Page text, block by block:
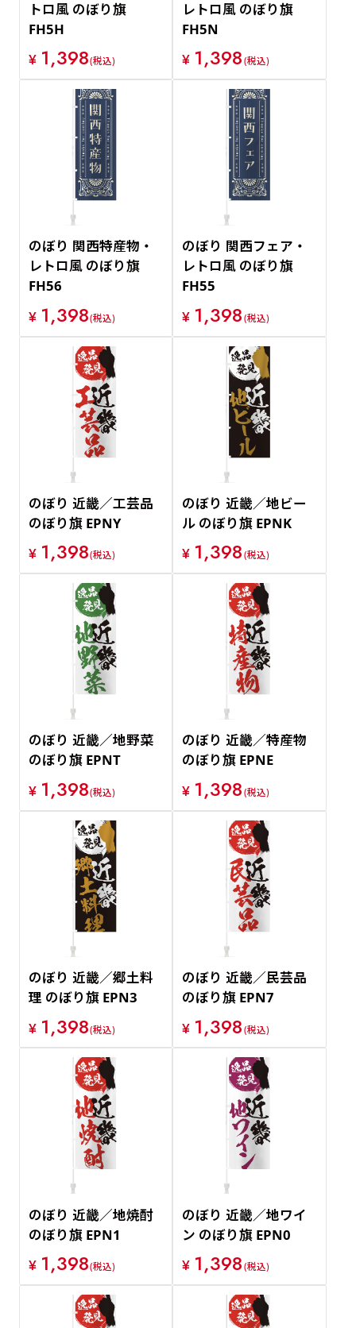
トロ風 のぼり旗
FH5H
¥ 1,398(税込)
レトロ風 のぼり旗
FH5N
¥ 1,398(税込)
のぼり 関西特産物・
レトロ風 のぼり旗
FH56
¥ 1,398(税込)
のぼり 関西フェア・
レトロ風 のぼり旗
FH55
¥ 1,398(税込)
のぼり 近畿／工芸品
のぼり旗 EPNY
¥ 1,398(税込)
のぼり 近畿／地ビー
ル のぼり旗 EPNK
¥ 1,398(税込)
のぼり 近畿／地野菜
のぼり旗 EPNT
¥ 1,398(税込)
のぼり 近畿／特産物
のぼり旗 EPNE
¥ 1,398(税込)
のぼり 近畿／郷土料
理 のぼり旗 EPN3
¥ 1,398(税込)
のぼり 近畿／民芸品
のぼり旗 EPN7
¥ 1,398(税込)
のぼり 近畿／地焼酎
のぼり旗 EPN1
¥ 1,398(税込)
のぼり 近畿／地ワイ
ン のぼり旗 EPN0
¥ 1,398(税込)